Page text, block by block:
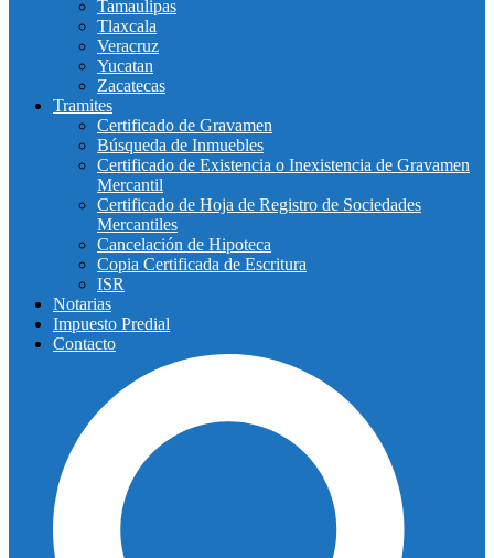
Tamaulipas
Tlaxcala
Veracruz
Yucatan
Zacatecas
Tramites
Certificado de Gravamen
Búsqueda de Inmuebles
Certificado de Existencia o Inexistencia de Gravamen
Mercantil
Certificado de Hoja de Registro de Sociedades
Mercantiles
Cancelación de Hipoteca
Copia Certificada de Escritura
ISR
Notarias
Impuesto Predial
Contacto